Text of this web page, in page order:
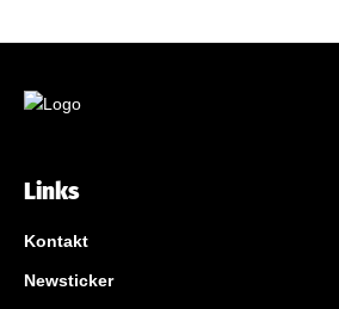
Links
Kontakt
Newsticker